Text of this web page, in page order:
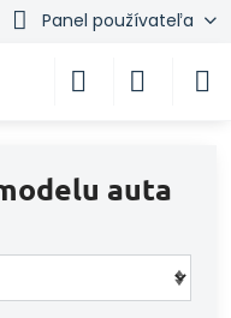
Panel používateľa
auta